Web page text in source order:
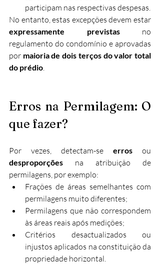
participam nas respectivas despesas.
expressamente previstas no
regulamento do condomínio e aprovadas
por maioria de dois terços do valor total
do prédio
Erros na Permilagem: O
que fazer?
Por vezes, detectam-se erros
desproporções na atribuição de
permilagens, por exemplo:
Frações de áreas semelhantes com
permilagens muito diferentes;
Permilagens que não correspondem
às áreas reais após medições;
Critérios desactualizados ou
injustos aplicados na constituição da
propriedade horizontal.